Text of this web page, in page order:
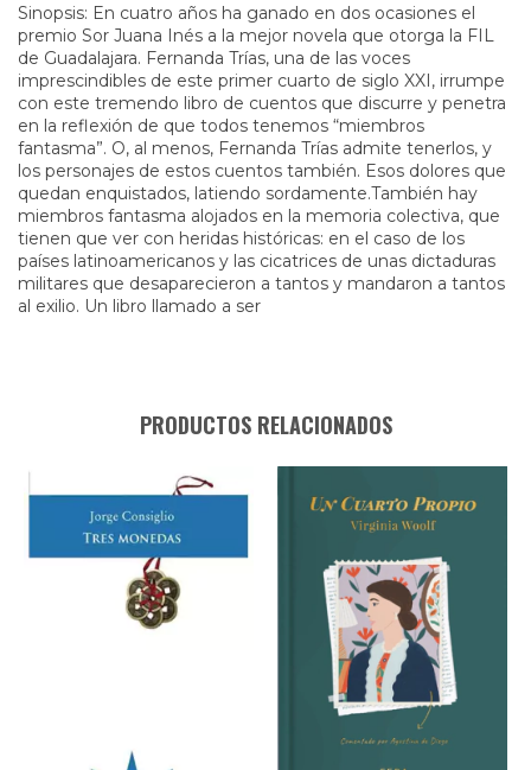
Sinopsis: En cuatro años ha ganado en dos ocasiones el
premio Sor Juana Inés a la mejor novela que otorga la FIL
de Guadalajara. Fernanda Trías, una de las voces
imprescindibles de este primer cuarto de siglo XXI, irrumpe
con este tremendo libro de cuentos que discurre y penetra
en la reflexión de que todos tenemos “miembros
fantasma”. O, al menos, Fernanda Trías admite tenerlos, y
los personajes de estos cuentos también. Esos dolores que
quedan enquistados, latiendo sordamente.También hay
miembros fantasma alojados en la memoria colectiva, que
tienen que ver con heridas históricas: en el caso de los
países latinoamericanos y las cicatrices de unas dictaduras
militares que desaparecieron a tantos y mandaron a tantos
al exilio. Un libro llamado a ser
PRODUCTOS RELACIONADOS